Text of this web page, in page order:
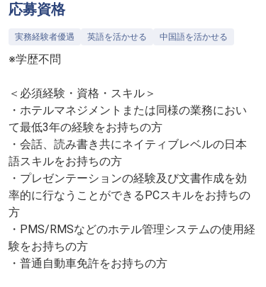
応募資格
実務経験者優遇 英語を活かせる 中国語を活かせる
※学歴不問
＜必須経験・資格・スキル＞
・ホテルマネジメントまたは同様の業務におい
て最低3年の経験をお持ちの方
・会話、読み書き共にネイティブレベルの日本
語スキルをお持ちの方
・プレゼンテーションの経験及び文書作成を効
率的に行なうことができるPCスキルをお持ちの
方
・PMS/RMSなどのホテル管理システムの使用経
験をお持ちの方
・普通自動車免許をお持ちの方